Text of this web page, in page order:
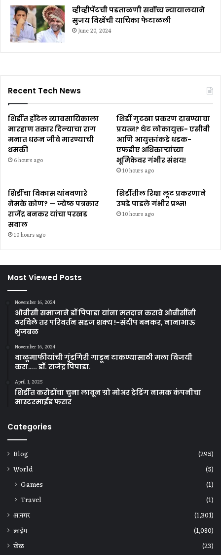
व्हीव्हीपॅटची पडताळणी सर्वोच्च न्यायालयाने
सुजय विखेंची याचिका फेटाळली
June 20, 2024
Recent Tech News
शिर्डीत हॉटेल व्यावसायिकाला
मारहाण तक्रार दिल्याचा राग
मनात धरून जीवे मारण्याची
धमकी
6 hours ago
शिर्डी गुटखा प्रकरण दाबण्याचा
प्रयत्न? थेट लोकायुक्त- एसीबी
आणि आयुक्तांकडे धडक-
एफडीए अधिकाऱ्यांच्या
भूमिकेवर गंभीर संशय!
10 hours ago
शिर्डीचा विकास थांबवणारे
नेमके कोण? — ज्येष्ठ पत्रकार
राजेंद्र बनकर यांचा परखड
सवाल
10 hours ago
शिर्डीतील रिक्षा लूट प्रकरणाने
उघडे पाडले गंभीर प्रश्न!
10 hours ago
Most Viewed Posts
November 16, 2024
ओबीसी समाजाने डॉ पिपाडा यांना मतदान करावे ओबीसींनी
ठरविले तर परिवर्तन सहज शक्य !-संदीप बनकर, नानाभाऊ
भुजबळ
November 16, 2024
वाळूमाफीयांची गुंडगिरी गाडून टाकण्यासाठी मला विजयी
करा….. डॉ. राजेंद्र पिपाडा.
April 1, 2025
शिर्डीत करोडोंचा चुना लावून ग्रो मोअर ट्रेडिंग नामक कंपनीचा
मास्टरमाईंड फरार
Categories
Blog
(295)
World
(5)
Games
(1)
Travel
(1)
अ.नगर
(1,301)
क्राईम
(1,080)
खेळ
(23)